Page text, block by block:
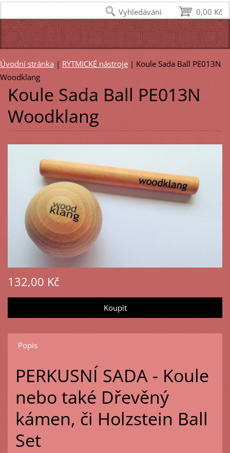
Úvodní stránka | RYTMICKÉ nástroje | Koule Sada Ball PE013N
Woodklang
Koule Sada Ball PE013N
Woodklang
132,00 Kč
Popis
PERKUSNÍ SADA - Koule
nebo také Dřevěný
kámen, či Holzstein Ball
Set
0,00 Kč
Vyhledávání